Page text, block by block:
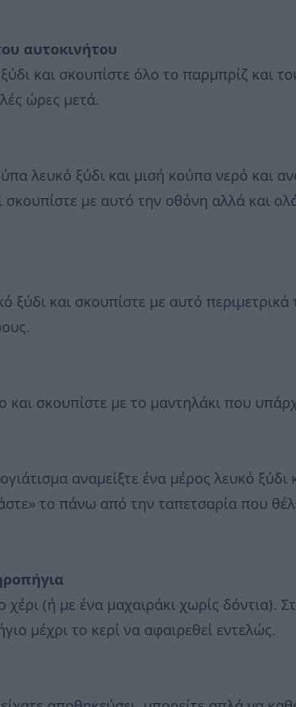
αυτοκινήτου
και σκουπίστε όλο το παρμπρίζ και
ώρες μετά.
λευκό ξύδι και μισή κούπα νερό και
με αυτό την οθόνη αλλά και
και σκουπίστε με αυτό περιμετρικά
και σκουπίστε με το μαντηλάκι που
αναμείξτε ένα μέρος λευκό ξύδι
το πάνω από την ταπετσαρία που
(ή με ένα μαχαιράκι χωρίς δόντια).
μέχρι το κερί να αφαιρεθεί εντελώς.